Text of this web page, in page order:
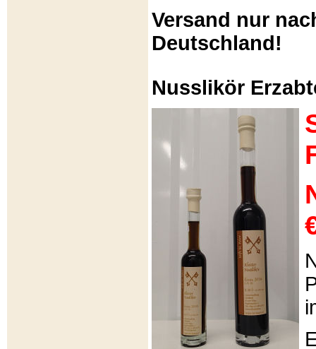
Versand nur
Deutschland!
Nusslikör